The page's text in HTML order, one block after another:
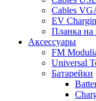
Cables
EV
Планка на
Аксессуары
FM
Universal
Батарейки